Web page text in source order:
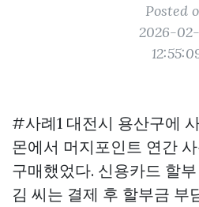
Posted
2026-
#사례1 대전시 용산구에
몬에서 머지포인트 연간
구매했었다. 신용카드 할
김 씨는 결제 후 할부금 부